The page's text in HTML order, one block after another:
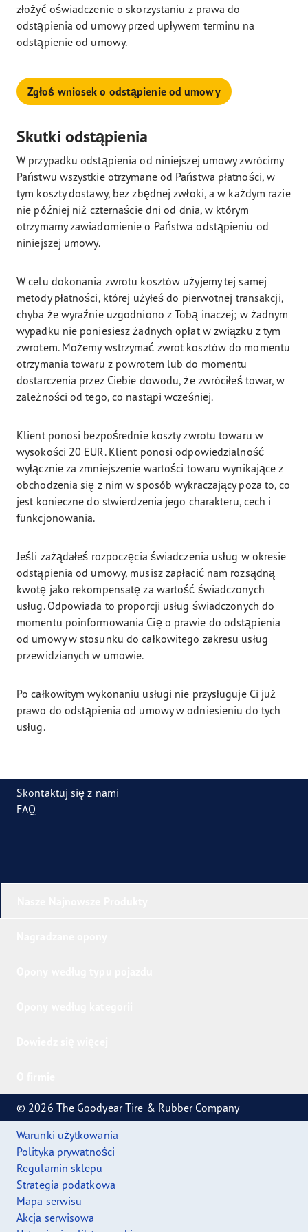
złożyć oświadczenie o skorzystaniu z prawa do
odstąpienia od umowy przed upływem terminu na
odstąpienie od umowy.
Zgłoś wniosek o odstąpienie od umowy
Skutki odstąpienia
W przypadku odstąpienia od niniejszej umowy zwrócimy
Państwu wszystkie otrzymane od Państwa płatności, w
tym koszty dostawy, bez zbędnej zwłoki, a w każdym razie
nie później niż czternaście dni od dnia, w którym
otrzymamy zawiadomienie o Państwa odstąpieniu od
niniejszej umowy.
W celu dokonania zwrotu kosztów użyjemy tej samej
metody płatności, której użyłeś do pierwotnej transakcji,
chyba że wyraźnie uzgodniono z Tobą inaczej; w żadnym
wypadku nie poniesiesz żadnych opłat w związku z tym
zwrotem. Możemy wstrzymać zwrot kosztów do momentu
otrzymania towaru z powrotem lub do momentu
dostarczenia przez Ciebie dowodu, że zwróciłeś towar, w
zależności od tego, co nastąpi wcześniej.
Klient ponosi bezpośrednie koszty zwrotu towaru w
wysokości 20 EUR. Klient ponosi odpowiedzialność
wyłącznie za zmniejszenie wartości towaru wynikające z
obchodzenia się z nim w sposób wykraczający poza to, co
jest konieczne do stwierdzenia jego charakteru, cech i
funkcjonowania.
Jeśli zażądałeś rozpoczęcia świadczenia usług w okresie
odstąpienia od umowy, musisz zapłacić nam rozsądną
kwotę jako rekompensatę za wartość świadczonych
usług. Odpowiada to proporcji usług świadczonych do
momentu poinformowania Cię o prawie do odstąpienia
od umowy w stosunku do całkowitego zakresu usług
przewidzianych w umowie.
Po całkowitym wykonaniu usługi nie przysługuje Ci już
prawo do odstąpienia od umowy w odniesieniu do tych
usług.
Skontaktuj się z nami
FAQ
© 2026 The Goodyear Tire & Rubber Company
Warunki użytkowania
Polityka prywatności
Regulamin sklepu
Strategia podatkowa
Mapa serwisu
Akcja serwisowa